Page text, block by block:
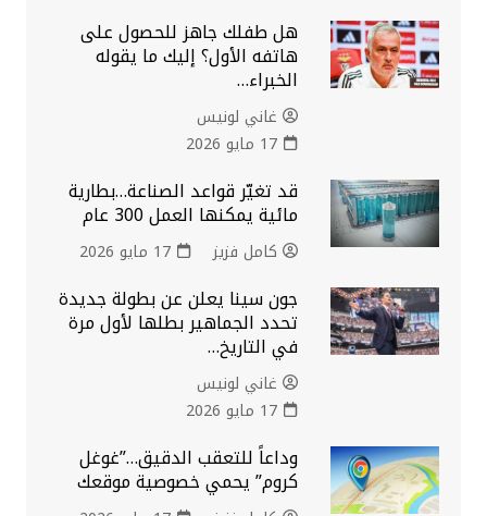
هل طفلك جاهز للحصول على
هاتفه الأول؟ إليك ما يقوله
الخبراء…
غاني لونيس
17 مايو 2026
قد تغيّر قواعد الصناعة…بطارية
مائية يمكنها العمل 300 عام
كامل فزيز 17 مايو 2026
جون سينا يعلن عن بطولة جديدة
تحدد الجماهير بطلها لأول مرة
في التاريخ…
غاني لونيس
17 مايو 2026
وداعاً للتعقب الدقيق…”غوغل
كروم” يحمي خصوصية موقعك